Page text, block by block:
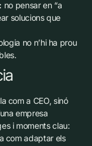
no pensar en “a
solucions que
no n’hi ha prou
com a CEO, sinó
empresa
i moments clau:
com adaptar els